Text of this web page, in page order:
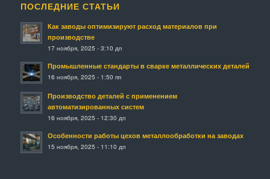
ПОСЛЕДНИЕ СТАТЬИ
Как заводы оптимизируют расход материалов при
производстве
17 ноября, 2025 - 3:10 дп
Промышленные стандарты в сварке металлических деталей
16 ноября, 2025 - 1:50 пп
Производство деталей с применением
автоматизированных систем
16 ноября, 2025 - 12:30 дп
Особенности работы цехов металлообработки на заводах
15 ноября, 2025 - 11:10 дп